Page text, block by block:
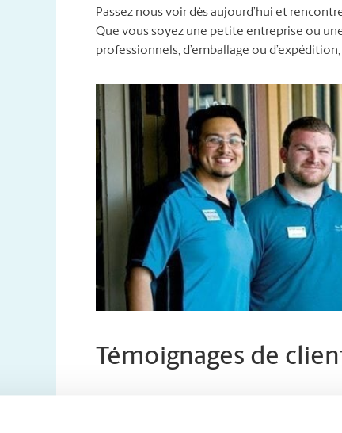
Passez nous voir dès aujourd’hui et
Que vous soyez une petite entreprise ou
professionnels, d’emballage ou
Témoignages de
Sans vous, nos chers clients, nous ne
vécue à notre centre ? À partir de notre